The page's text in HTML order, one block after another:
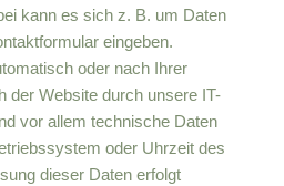
kann es sich z. B. um Daten
eingeben.
oder nach Ihrer
der Website durch unsere IT-
vor allem technische Daten
oder Uhrzeit des
dieser Daten erfolgt